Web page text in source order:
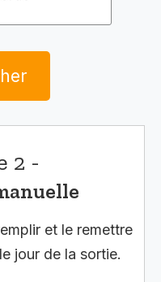
2 -
et le remettre
jour de la sortie.